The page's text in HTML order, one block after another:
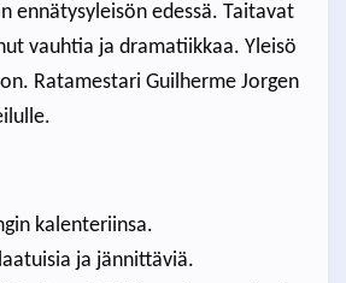
ennätysyleisön edessä. Taitavat
vauhtia ja dramatiikkaa. Yleisö
Ratamestari Guilherme Jorgen
kalenteriinsa.
ja jännittäviä.